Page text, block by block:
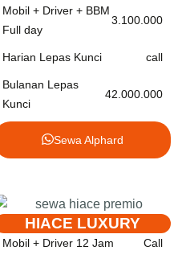
Mobil + Driver + BBM
Full day
3.100.000
Harian Lepas Kunci call
Bulanan Lepas
Kunci
42.000.000
Sewa Alphard
HIACE LUXURY
Mobil + Driver 12 Jam Call